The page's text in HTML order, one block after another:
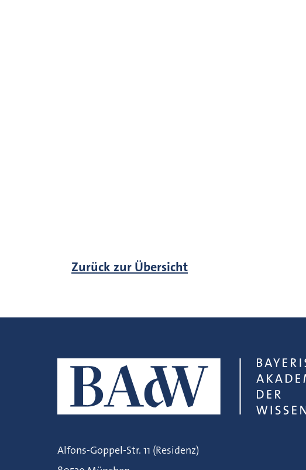
Zurück zur Übersicht
Alfons-Goppel-Str. 11 (Residenz)